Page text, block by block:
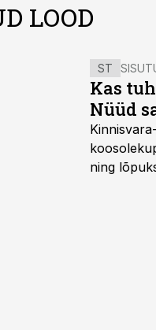
LOOD
ST
Kas
Nüüd
ning